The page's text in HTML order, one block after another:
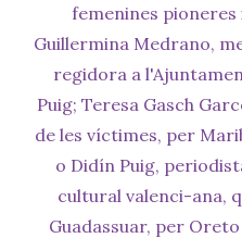
femenines
Guillermina Medrano,
regidora a
Puig; Teresa Gasch
de les víctimes, per
o Didín Puig,
cultural valenci-ana,
Guadassuar, per